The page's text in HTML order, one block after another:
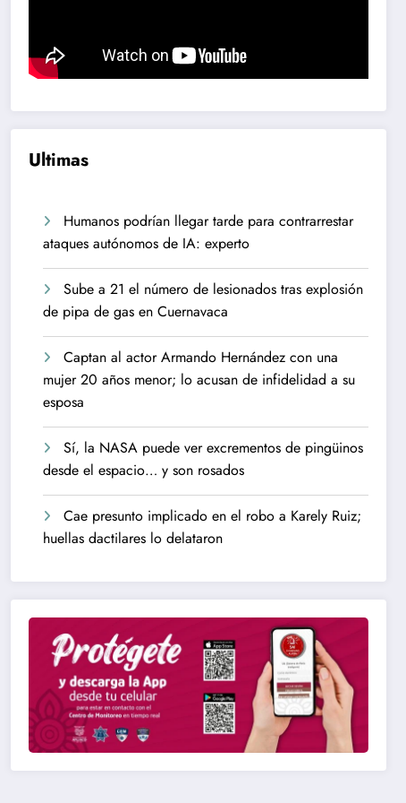
Ultimas
Humanos podrían llegar tarde para contrarrestar
ataques autónomos de IA: experto
Sube a 21 el número de lesionados tras explosión
de pipa de gas en Cuernavaca
Captan al actor Armando Hernández con una
mujer 20 años menor; lo acusan de infidelidad a su
esposa
Sí, la NASA puede ver excrementos de pingüinos
desde el espacio… y son rosados
Cae presunto implicado en el robo a Karely Ruiz;
huellas dactilares lo delataron